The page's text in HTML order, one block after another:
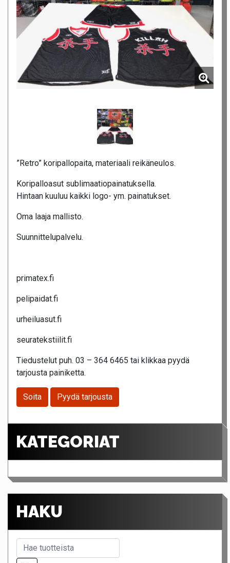
”Retro” koripallopaita, materiaali reikäneulos.
Koripalloasut sublimaatiopainatuksella.
Hintaan kuuluu kaikki logo- ym. painatukset.
Oma laaja mallisto.
Suunnittelupalvelu.
primatex.fi
pelipaidat.fi
urheiluasut.fi
seuratekstiilit.fi
Tiedustelut puh. 03 – 364 6465 tai klikkaa pyydä
tarjousta painiketta.
Soita Pyydä tarjousta
KATEGORIAT
HAKU